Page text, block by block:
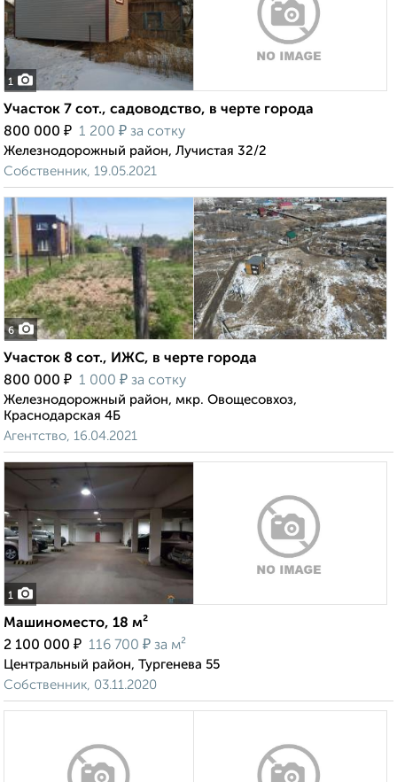
1
Участок 7 сот., садоводство, в черте города
800 000 ₽ 1 200 ₽ за сотку
Железнодорожный район, Лучистая 32/2
Собственник, 19.05.2021
6
Участок 8 сот., ИЖС, в черте города
800 000 ₽ 1 000 ₽ за сотку
Железнодорожный район, мкр. Овощесовхоз,
Краснодарская 4Б
Агентство, 16.04.2021
1
Машиноместо, 18 м²
2 100 000 ₽ 116 700 ₽ за м²
Центральный район, Тургенева 55
Собственник, 03.11.2020